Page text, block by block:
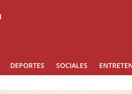
DEPORTES SOCIALES